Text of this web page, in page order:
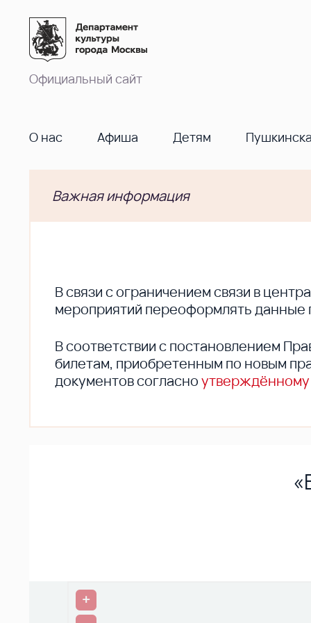
Официальный сайт
О нас Афиша Детям
Важная информация
В cвязи с ограничением связи в
мероприятий переоформлять данные
В соответствии с постановлением
билетам, приобретенным по новым
документов согласно
+